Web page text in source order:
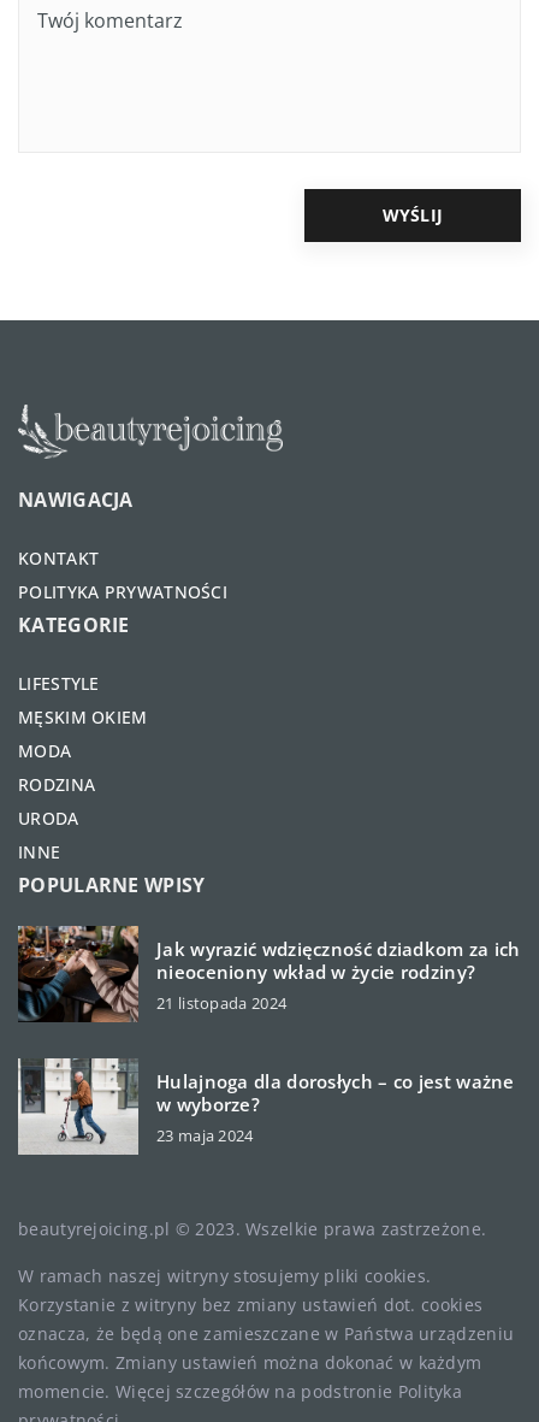
NAWIGACJA
KONTAKT
POLITYKA PRYWATNOŚCI
KATEGORIE
LIFESTYLE
MĘSKIM OKIEM
MODA
RODZINA
URODA
INNE
POPULARNE WPISY
Jak wyrazić wdzięczność dziadkom za ich
nieoceniony wkład w życie rodziny?
21 listopada 2024
Hulajnoga dla dorosłych – co jest ważne
w wyborze?
23 maja 2024
beautyrejoicing.pl © 2023. Wszelkie prawa zastrzeżone.
W ramach naszej witryny stosujemy pliki cookies.
Korzystanie z witryny bez zmiany ustawień dot. cookies
oznacza, że będą one zamieszczane w Państwa urządzeniu
końcowym. Zmiany ustawień można dokonać w każdym
momencie. Więcej szczegółów na podstronie Polityka